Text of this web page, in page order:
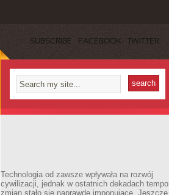
SUBSCRIBE FACEBOOK TWITTER
Technologia od zawsze wpływała na rozwój
cywilizacji, jednak w ostatnich dekadach tempo
zmian stało się naprawdę imponujące. Jeszcze